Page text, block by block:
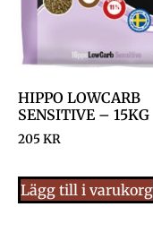
HIPPO LOWCARB
SENSITIVE – 15KG
205KR
Lägg till i varukorg